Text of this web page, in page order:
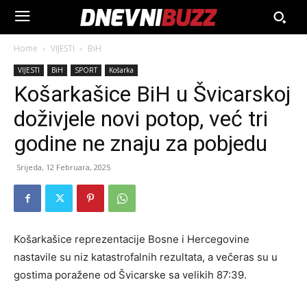
Home VIJESTI BiH
VIJESTI BiH SPORT Košarka
Košarkašice BiH u Švicarskoj
doživjele novi potop, već tri
godine ne znaju za pobjedu
Srijeda, 12 Februara, 2025
Košarkašice reprezentacije Bosne i Hercegovine
nastavile su niz katastrofalnih rezultata, a večeras su u
gostima poražene od Švicarske sa velikih 87:39.